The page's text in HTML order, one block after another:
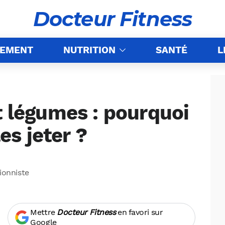
Docteur Fitness
NUTRITION SANTÉ
: pourquoi
jeter ?
Mettre Docteur Fitnessen favori sur
Google